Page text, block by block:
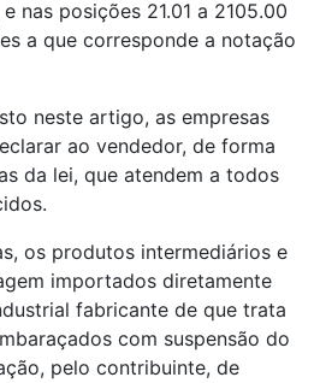
nas posições 21.01 a 2105.00
a que corresponde a notação
neste artigo, as empresas
ao vendedor, de forma
da lei, que atendem a todos
os produtos intermediários e
importados diretamente
fabricante de que trata
com suspensão do
pelo contribuinte, de